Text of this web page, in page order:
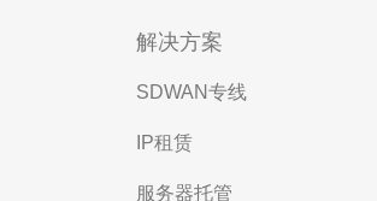
解决方案
SDWAN专线
IP租赁
服务器托管